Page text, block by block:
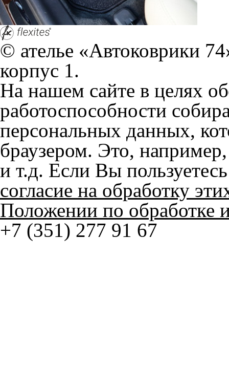
© ателье «Автоковрики
корпус 1.
На нашем сайте в целях
работоспособности
персональных данных,
браузером. Это,
и т.д. Если Вы
согласие на обработку
Положении по обработке
+7 (351) 277 91 67